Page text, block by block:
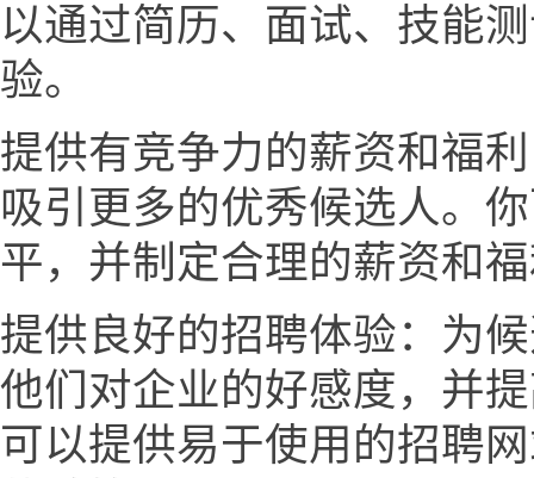
以通过简历、面试、技能
验。
提供有竞争力的薪资和福
吸引更多的优秀候选人。
平，并制定合理的薪资和
提供良好的招聘体验：为
他们对企业的好感度，并
可以提供易于使用的招聘